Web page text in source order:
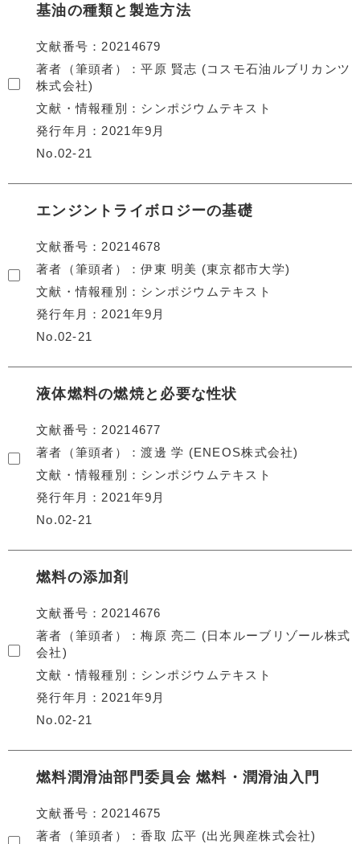
基油の種類と製造方法
文献番号
20214679
著者（筆頭者）
平原 賢志 (コスモ石油ルブリカンツ
株式会社)
文献・情報種別
シンポジウムテキスト
発行年月
2021年9月
No.02-21
エンジントライボロジーの基礎
文献番号
20214678
著者（筆頭者）
伊東 明美 (東京都市大学)
文献・情報種別
シンポジウムテキスト
発行年月
2021年9月
No.02-21
液体燃料の燃焼と必要な性状
文献番号
20214677
著者（筆頭者）
渡邊 学 (ENEOS株式会社)
文献・情報種別
シンポジウムテキスト
発行年月
2021年9月
No.02-21
燃料の添加剤
文献番号
20214676
著者（筆頭者）
梅原 亮二 (日本ルーブリゾール株式
会社)
文献・情報種別
シンポジウムテキスト
発行年月
2021年9月
No.02-21
燃料潤滑油部門委員会 燃料・潤滑油入門
文献番号
20214675
著者（筆頭者）
香取 広平 (出光興産株式会社)